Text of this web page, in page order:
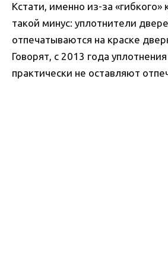
Кстати, именно из-за «гибкого»
такой минус: уплотнители
отпечатываются на краске
Говорят, с 2013 года
практически не оставляют